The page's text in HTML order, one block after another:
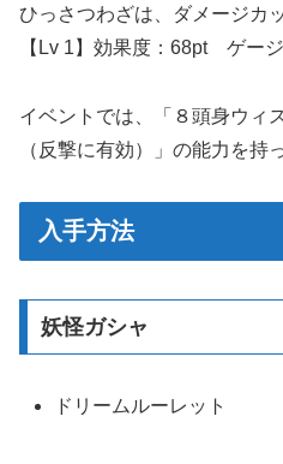
ひっさつわざは、ダメージカッ
【Lv 1】効果度：68pt ゲー
イベントでは、「８頭身ウィ
（反撃に有効）」の能力を持
入手方法
妖怪ガシャ
ドリームルーレット